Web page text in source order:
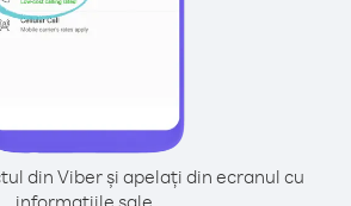
din Viber și apelați din ecranul cu
informațiile sale